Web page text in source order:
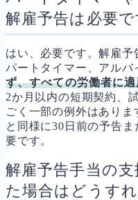
解雇予告は必要で
はい、必要です。解雇予
パートタイマー、アルバ
ず、すべての労働者に適
2か月以内の短期契約、
ごく一部の例外はあり
と同様に30日前の予告
要です。
解雇予告手当の
た場合はどうす